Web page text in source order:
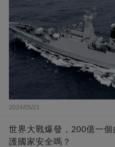
2024/05/21
世界大戰爆發，200億一
護國家安全嗎？